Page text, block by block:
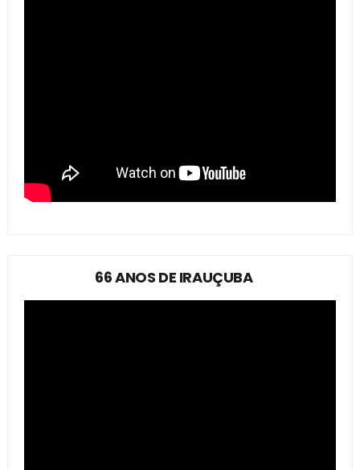
66 ANOS DE IRAUÇUBA